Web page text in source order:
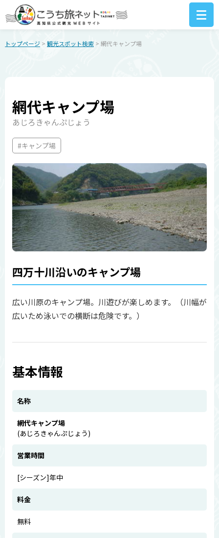
トップページ > 観光スポット検索 > 網代キャンプ場
網代キャンプ場
あじろきゃんぷじょう
#キャンプ場
四万十川沿いのキャンプ場
広い川原のキャンプ場。川遊びが楽しめます。（川幅が
広いため泳いでの横断は危険です。）
基本情報
名称
網代キャンプ場
(あじろきゃんぷじょう)
営業時間
[シーズン]年中
料金
無料